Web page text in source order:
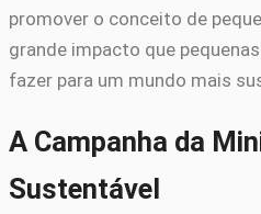
promover o conceito de
grande impacto que
fazer para um mundo mais
A Campanha da
Sustentável